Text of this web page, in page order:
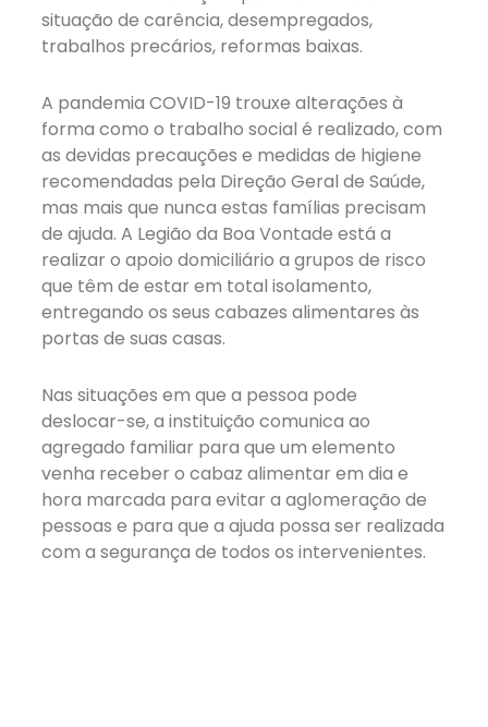
situação de carência, desempregados,
trabalhos precários, reformas baixas.
A pandemia COVID-19 trouxe alterações à
forma como o trabalho social é realizado, com
as devidas precauções e medidas de higiene
recomendadas pela Direção Geral de Saúde,
mas mais que nunca estas famílias precisam
de ajuda. A Legião da Boa Vontade está a
realizar o apoio domiciliário a grupos de risco
que têm de estar em total isolamento,
entregando os seus cabazes alimentares às
portas de suas casas.
Nas situações em que a pessoa pode
deslocar-se, a instituição comunica ao
agregado familiar para que um elemento
venha receber o cabaz alimentar em dia e
hora marcada para evitar a aglomeração de
pessoas e para que a ajuda possa ser realizada
com a segurança de todos os intervenientes.